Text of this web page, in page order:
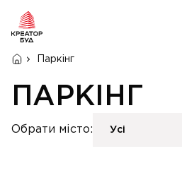
Паркінг
ПАРКІНГ
Обрати місто: Усі